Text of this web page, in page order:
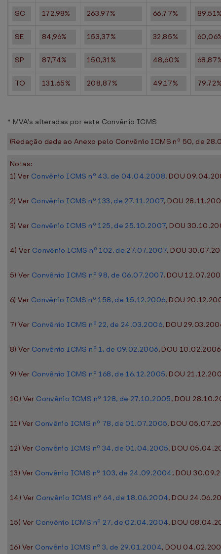
SC 172,98% 263,97% 66,77%
SE 84,96% 153,37% 32,85%
SP 87,74% 150,31% 48,60%
TO 131,65% 208,87% 49,17%
* MVA's alteradas por este Convênio ICMS
(Redação dada ao Anexo pelo Convênio ICMS nº 50, de
Notas:
1) Ver Convênio ICMS nº 43, de 04.04.2008, DOU
2) Ver Convênio ICMS nº 133, de 27.11.2007, DOU
3) Ver Convênio ICMS nº 125, de 25.10.2007, DOU
4) Ver Convênio ICMS nº 102, de 27.07.2007, DOU
5) Ver Convênio ICMS nº 98, de 06.07.2007, DOU
6) Ver Convênio ICMS nº 158, de 15.12.2006, DOU
7) Ver Convênio ICMS nº 22, de 24.03.2006, DOU
8) Ver Convênio ICMS nº 1, de 09.02.2006, DOU
9) Ver Convênio ICMS nº 168, de 16.12.2005, DOU
10) Ver Convênio ICMS nº 128, de 27.10.2005, DOU
11) Ver Convênio ICMS nº 78, de 01.07.2005, DOU
12) Ver Convênio ICMS nº 34, de 01.04.2005, DOU
13) Ver Convênio ICMS nº 103, de 24.09.2004, DOU
14) Ver Convênio ICMS nº 64, de 18.06.2004, DOU
15) Ver Convênio ICMS nº 27, de 02.04.2004, DOU
16) Ver Convênio ICMS nº 3, de 29.01.2004, DOU